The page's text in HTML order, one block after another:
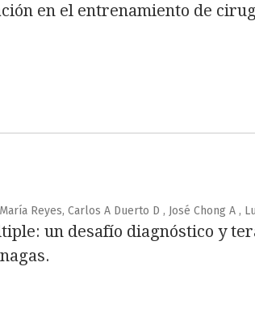
en el entrenamiento de
Reyes, Carlos A Duerto D , José Chong A ,
un desafío diagnóstico y